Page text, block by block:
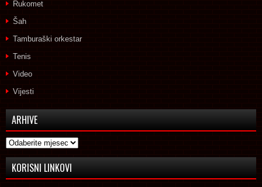
Rukomet
Šah
Tamburaški orkestar
Tenis
Video
Vijesti
ARHIVE
Arhive
KORISNI LINKOVI